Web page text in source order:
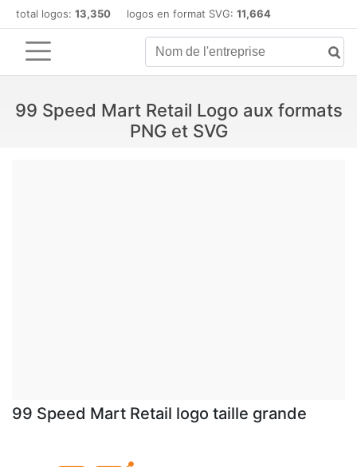
total logos: 13,350 logos en format SVG: 11,664
99 Speed Mart Retail Logo aux formats
PNG et SVG
99 Speed Mart Retail logo taille grande